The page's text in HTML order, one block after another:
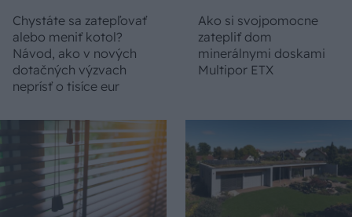
Chystáte sa zatepľovať
alebo meniť kotol?
Návod, ako v nových
dotačných výzvach
neprísť o tisíce eur
Ako si svojpomocne
zatepliť dom
minerálnymi doskami
Multipor ETX